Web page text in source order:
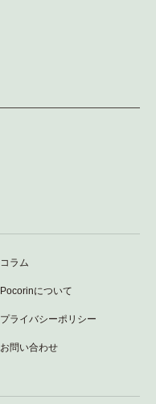
コラム
Pocorinについて
プライバシーポリシー
お問い合わせ